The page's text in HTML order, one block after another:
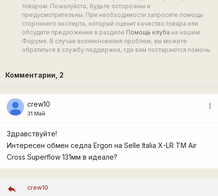
товаром. Пожалуйста, будьте осторожны и
предусмотрительны. При необходимости запросите помощь
стороннего эксперта, который оценит качество товара или
обсудите предложение в разделе Помощь клуба на нашем
Форуме. В случае возникновения проблем, вы можете
обратиться в службу поддержки, где вам постараются помочь.
Комментарии, 2
crew10
31 Май
more_vert
Здравствуйте!
Интересен обмен седла Ergon на Selle Italia X-LR TM Air
Cross Superflow 131мм в идеале?
crew10